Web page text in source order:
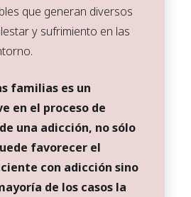
que generan diversos
y sufrimiento en las
familias es un
en el proceso de
una adicción, no sólo
favorecer el
con adicción sino
de los casos la